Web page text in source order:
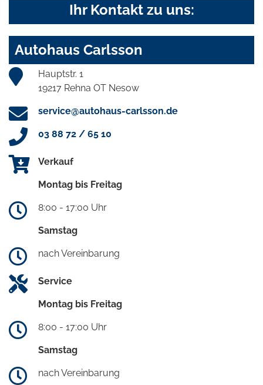
Ihr Kontakt zu uns:
Autohaus Carlsson
Hauptstr. 1
19217 Rehna OT Nesow
service@autohaus-carlsson.de
03 88 72 / 65 10
Verkauf
Montag bis Freitag
8:00 - 17:00 Uhr
Samstag
nach Vereinbarung
Service
Montag bis Freitag
8:00 - 17:00 Uhr
Samstag
nach Vereinbarung